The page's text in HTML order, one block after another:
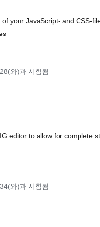
your JavaScript- and CSS-
와)과 시험됨
editor to allow for complete
와)과 시험됨